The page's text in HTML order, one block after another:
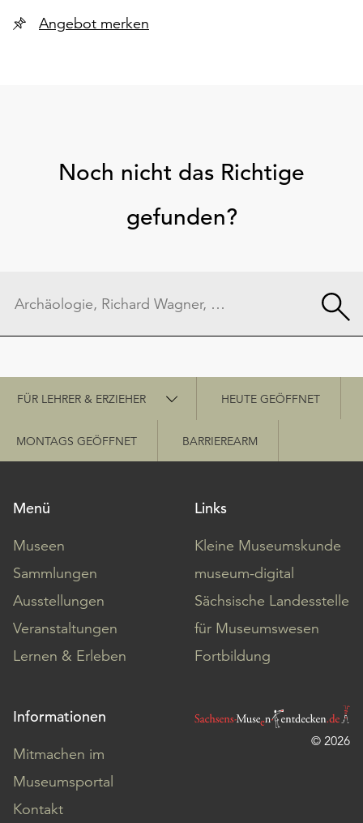
Angebot merken
Noch nicht das Richtige
gefunden?
Schnellzugriff
FÜR LEHRER & ERZIEHER HEUTE GEÖFFNET
MONTAGS GEÖFFNET BARRIEREARM
Menü
Museen
Sammlungen
Ausstellungen
Veranstaltungen
Lernen & Erleben
Links
Kleine Museumskunde
museum-digital
Sächsische Landesstelle
für Museumswesen
Fortbildung
Informationen
Mitmachen im
Museumsportal
Kontakt
© 2026